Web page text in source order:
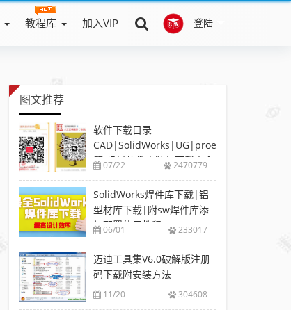
登陆
教程库 加入VIP
图文推荐
软件下载目录
CAD|SolidWorks|UG|proe
等-机械软件安装包下载大全
07/22 2470779
SolidWorks焊件库下载|铝
型材库下载|附sw焊件库添
加配置使用教程
06/01 233017
迈迪工具集V6.0破解版注册
码下载附安装方法
11/20 304608